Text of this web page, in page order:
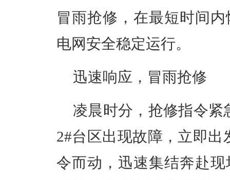
冒雨抢修，在最短时间
电网安全稳定运行。
迅速响应，冒雨抢修
凌晨时分，抢修指令紧
2#台区出现故障，立即出
令而动，迅速集结奔赴